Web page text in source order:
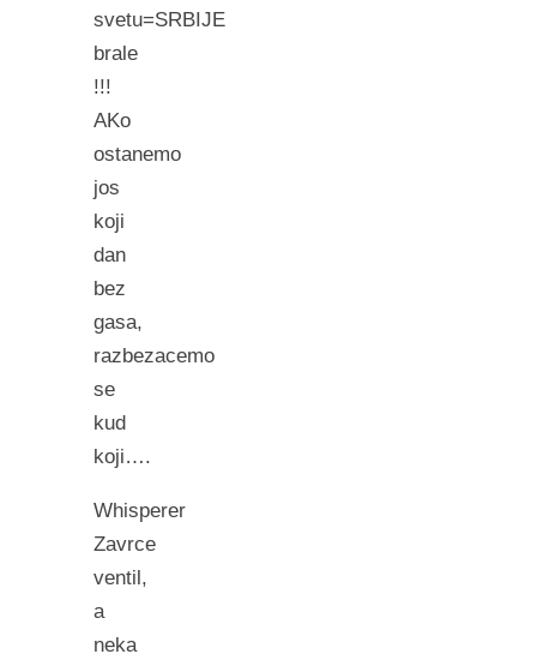
svetu=SRBIJE
brale
!!!
AKo
ostanemo
jos
koji
dan
bez
gasa,
razbezacemo
se
kud
koji….
Whisperer
Zavrce
ventil,
a
neka